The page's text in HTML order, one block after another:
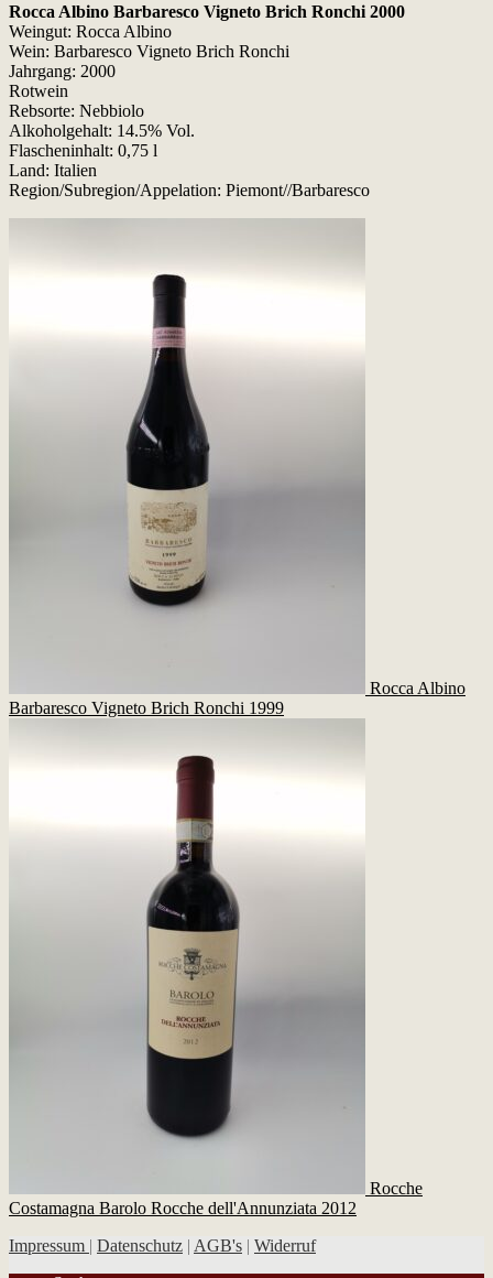
Rocca Albino Barbaresco Vigneto Brich Ronchi 2000
Weingut: Rocca Albino
Wein: Barbaresco Vigneto Brich Ronchi
Jahrgang: 2000
Rotwein
Rebsorte: Nebbiolo
Alkoholgehalt: 14.5% Vol.
Flascheninhalt: 0,75 l
Land: Italien
Region/Subregion/Appelation: Piemont//Barbaresco
Rocca Albino
Barbaresco Vigneto Brich Ronchi 1999
Rocche
Costamagna Barolo Rocche dell'Annunziata 2012
Impressum | Datenschutz | AGB's | Widerruf